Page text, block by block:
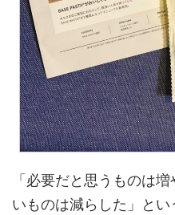
「必要だと思うものは
いものは減らした」と